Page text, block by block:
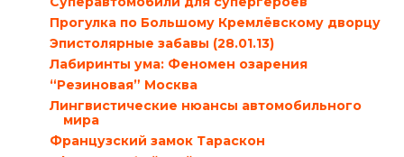
Прогулка по Большому Кремлёвскому дворцу
Эпистолярные забавы (28.01.13)
Лабиринты ума: Феномен озарения
“Резиновая” Москва
Лингвистические нюансы автомобильного
мира
Французский замок Тараскон